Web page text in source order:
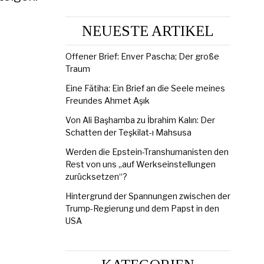
NEUESTE ARTIKEL
Offener Brief: Enver Pascha; Der große
Traum
Eine Fātiha: Ein Brief an die Seele meines
Freundes Ahmet Aşık
Von Ali Başhamba zu İbrahim Kalın: Der
Schatten der Teşkilat-ı Mahsusa
Werden die Epstein-Transhumanisten den
Rest von uns „auf Werkseinstellungen
zurücksetzen“?
Hintergrund der Spannungen zwischen der
Trump-Regierung und dem Papst in den
USA